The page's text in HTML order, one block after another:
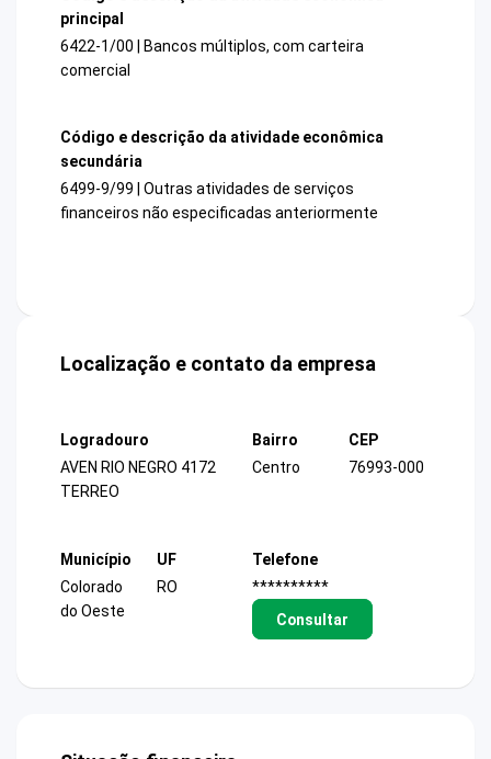
principal
6422-1/00 | Bancos múltiplos, com carteira
comercial
Código e descrição da atividade econômica
secundária
6499-9/99 | Outras atividades de serviços
financeiros não especificadas anteriormente
Localização e contato da empresa
Logradouro
AVEN RIO NEGRO 4172
TERREO
Bairro
Centro
CEP
76993-000
Município
Colorado
do Oeste
UF
RO
Telefone
**********
Consultar